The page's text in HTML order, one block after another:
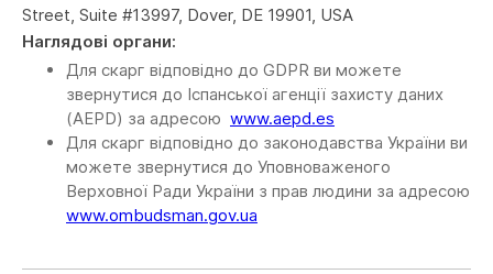
Street, Suite #13997, Dover, DE 19901, USA
Наглядові органи:
Для скарг відповідно до GDPR ви можете
звернутися до Іспанської агенції захисту даних
(AEPD) за адресою www.aepd.es
Для скарг відповідно до законодавства України ви
можете звернутися до Уповноваженого
Верховної Ради України з прав людини за адресою
www.ombudsman.gov.ua